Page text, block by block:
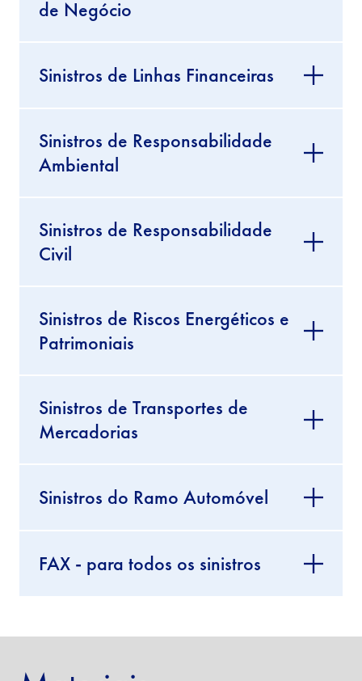
de Negócio
Sinistros de Linhas Financeiras
Sinistros de Responsabilidade
Ambiental
Sinistros de Responsabilidade
Civil
Sinistros de Riscos Energéticos e
Patrimoniais
Sinistros de Transportes de
Mercadorias
Sinistros do Ramo Automóvel
FAX - para todos os sinistros